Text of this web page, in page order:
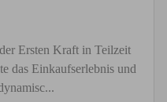
Ersten Kraft in Teilzeit
das Einkaufserlebnis und